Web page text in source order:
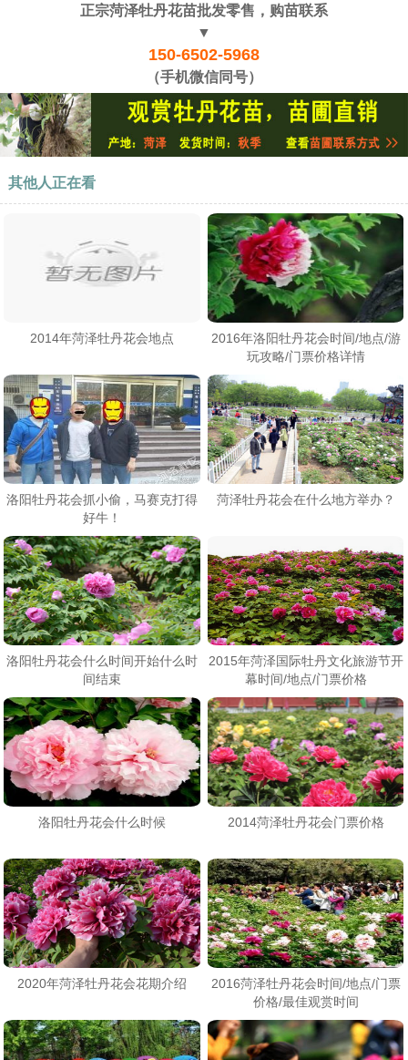
正宗菏泽牡丹花苗批发零售，购苗联系
▼
150-6502-5968
（手机微信同号）
其他人正在看
​2014年菏泽牡丹花会地点
2016年洛阳牡丹花会时间/地点/游
玩攻略/门票价格详情
洛阳牡丹花会抓小偷，马赛克打得
好牛！
菏泽牡丹花会在什么地方举办？
洛阳牡丹花会什么时间开始什么时
间结束
2015年菏泽国际牡丹文化旅游节开
幕时间/地点/门票价格
洛阳牡丹花会什么时候 2014菏泽牡丹花会门票价格
2020年菏泽牡丹花会花期介绍
2016菏泽牡丹花会时间/地点/门票
价格/最佳观赏时间